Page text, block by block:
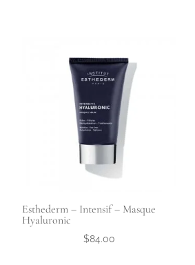
Esthederm – Intensif – Masque
Hyaluronic
$84.00